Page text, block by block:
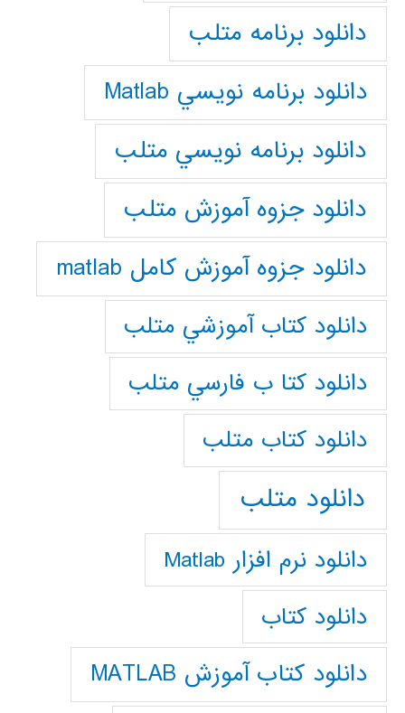
دانلود برنامه متلب
دانلود برنامه نويسي Matlab
دانلود برنامه نويسي متلب
دانلود جزوه آموزش متلب
دانلود جزوه آموزش کامل matlab
دانلود كتاب آموزشي متلب
دانلود كتا ب فارسي متلب
دانلود كتاب متلب
دانلود متلب
دانلود نرم افزار Matlab
دانلود کتاب
دانلود کتاب آموزش MATLAB